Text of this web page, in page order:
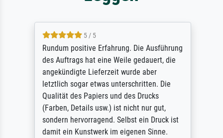
5 / 5
Rundum positive Erfahrung. Die Ausführung
des Auftrags hat eine Weile gedauert, die
angekündigte Lieferzeit wurde aber
letztlich sogar etwas unterschritten. Die
Qualität des Papiers und des Drucks
(Farben, Details usw.) ist nicht nur gut,
sondern hervorragend. Selbst ein Druck ist
damit ein Kunstwerk im eigenen Sinne.